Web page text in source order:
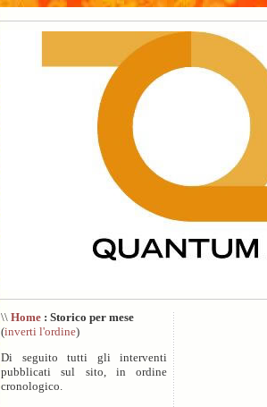
\\ Home : Storico per mese
(inverti l'ordine)
Di seguito tutti gli interventi
pubblicati sul sito, in ordine
cronologico.